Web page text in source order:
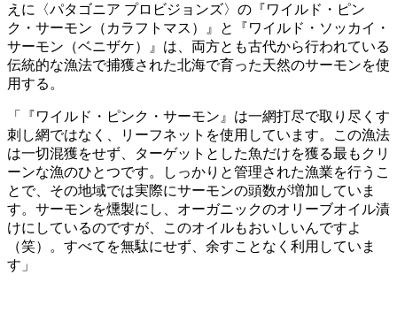
えに〈パタゴニア プロビジョンズ〉の『ワイルド・ピン
ク・サーモン（カラフトマス）』と『ワイルド・ソッカイ・
サーモン（ベニザケ）』は、両方とも古代から行われている
伝統的な漁法で捕獲された北海で育った天然のサーモンを使
用する。
「『ワイルド・ピンク・サーモン』は一網打尽で取り尽くす
刺し網ではなく、リーフネットを使用しています。この漁法
は一切混獲をせず、ターゲットとした魚だけを獲る最もクリ
ーンな漁のひとつです。しっかりと管理された漁業を行うこ
とで、その地域では実際にサーモンの頭数が増加していま
す。サーモンを燻製にし、オーガニックのオリーブオイル漬
けにしているのですが、このオイルもおいしいんですよ
（笑）。すべてを無駄にせず、余すことなく利用していま
す」